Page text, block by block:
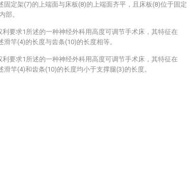
固定架(7)的上端面与床板(8)的上端面齐平，且床板(8)位于固定
部。
利要求1所述的一种神经外科用高度可调节手术床，其特征在
滑竿(4)的长度与齿条(10)的长度相等。
利要求1所述的一种神经外科用高度可调节手术床，其特征在
滑竿(4)和齿条(10)的长度均小于支撑腿(3)的长度。